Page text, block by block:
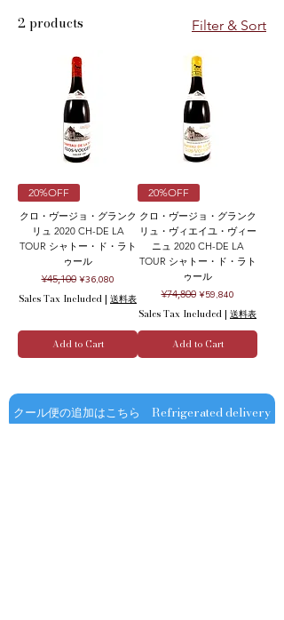
2 products Filter & Sort
20%OFF
クロ・ヴージョ・グランク
リュ 2020 CH-DE LA
TOUR シャトー・ド・ラト
ゥール
Regular Price
¥45,100 Sale Price
¥36,080
Sales Tax Included | 送料表
Add to Cart
20%OFF
クロ・ヴージョ・グランク
リュ・ヴィエイユ・ヴィー
ニュ 2020 CH-DE LA
TOUR シャトー・ド・ラト
ゥール
Regular Price
¥74,800 Sale Price
¥59,840
Sales Tax Included | 送料表
Add to Cart
クール便の追加はこちら Refrigerated delivery